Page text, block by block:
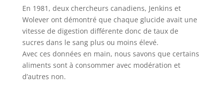
En 1981, deux chercheurs canadiens, Jenkins et
Wolever ont démontré que chaque glucide avait une
vitesse de digestion différente donc de taux de
sucres dans le sang plus ou moins élevé.
Avec ces données en main, nous savons que certains
aliments sont à consommer avec modération et
d’autres non.